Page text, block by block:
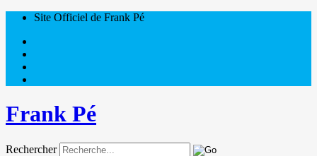
Site Officiel de Frank Pé
Frank Pé
Rechercher